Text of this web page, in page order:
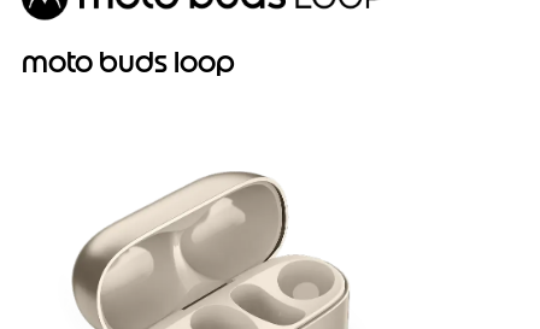
moto buds loop